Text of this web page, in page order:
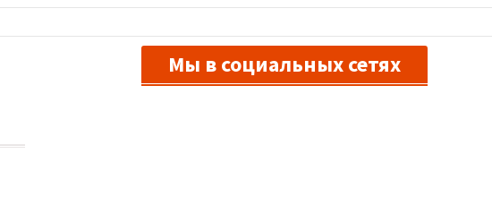
Мы в социальных сетях